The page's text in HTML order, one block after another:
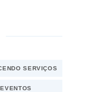
SERVIÇOS
EVENTOS